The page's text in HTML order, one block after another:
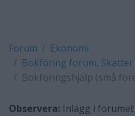
Forum
Ekonomi
Bokföring forum,
Bokföringshjälp (små
Observera: Inlägg i